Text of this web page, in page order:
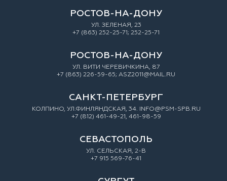
РОСТОВ-НА-ДОНУ
УЛ. ЗEЛEНAЯ, 23
+7 (863) 252-25-71; 252-25-71
РОСТОВ-НА-ДОНУ
УЛ. ВИТИ ЧЕРЕВИЧКИНА, 87
+7 (863) 226-59-65; ASZ2011@MAIL.RU
САНКТ-ПЕТЕРБУРГ
КОЛПИНО, УЛ.ФИНЛЯНДСКАЯ, 34. INFO@PSM-SPB.RU
+7 (812) 461-49-21, 461-98-59
СЕВАСТОПОЛЬ
УЛ. СЕЛЬСКАЯ, 2-В
+7 915 569-76-41